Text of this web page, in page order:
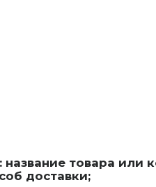
товара или
доставки;